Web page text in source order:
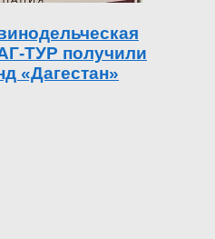
ТУР получили
«Дагестан»